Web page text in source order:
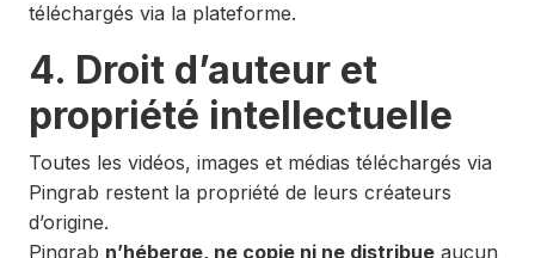
téléchargés via la plateforme.
4. Droit d’auteur et
propriété intellectuelle
Toutes les vidéos, images et médias téléchargés via
Pingrab restent la propriété de leurs créateurs
d’origine.
Pingrab n’héberge, ne copie ni ne distribueaucun